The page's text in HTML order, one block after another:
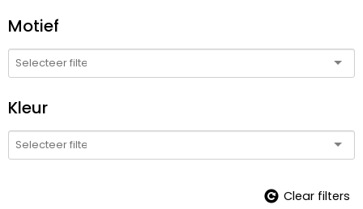
Motief
Kleur
Clear filters